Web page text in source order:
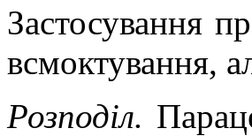
Застосування
всмоктування,
Розподіл.